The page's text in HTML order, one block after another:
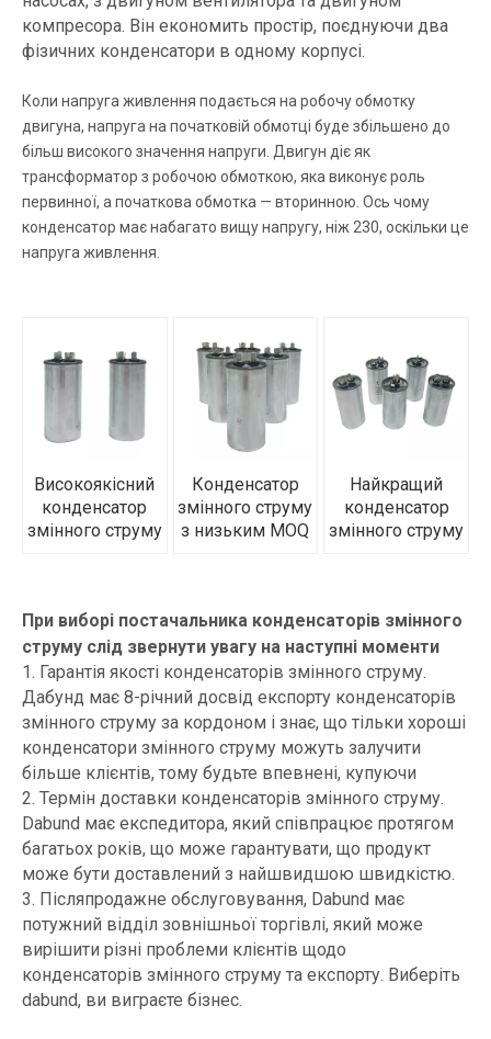
компресора. Він економить простір, поєднуючи два
фізичних конденсатори в одному корпусі.
Коли напруга живлення подається на робочу обмотку
двигуна, напруга на початковій обмотці буде збільшено до
більш високого значення напруги. Двигун діє як
трансформатор з робочою обмоткою, яка виконує роль
первинної, а початкова обмотка — вторинною. Ось чому
конденсатор має набагато вищу напругу, ніж 230, оскільки це
напруга живлення.
Високоякісний
конденсатор
змінного струму
Конденсатор
змінного струму
з низьким MOQ
Найкращий
конденсатор
змінного струму
При виборі постачальника конденсаторів змінного
струму слід звернути увагу на наступні моменти
1. Гарантія якості конденсаторів змінного струму.
Дабунд має 8-річний досвід експорту конденсаторів
змінного струму за кордоном і знає, що тільки хороші
конденсатори змінного струму можуть залучити
більше клієнтів, тому будьте впевнені, купуючи
2. Термін доставки конденсаторів змінного струму.
Dabund має експедитора, який співпрацює протягом
багатьох років, що може гарантувати, що продукт
може бути доставлений з найшвидшою швидкістю.
3. Післяпродажне обслуговування, Dabund має
потужний відділ зовнішньої торгівлі, який може
вирішити різні проблеми клієнтів щодо
конденсаторів змінного струму та експорту. Виберіть
dabund, ви виграєте бізнес.